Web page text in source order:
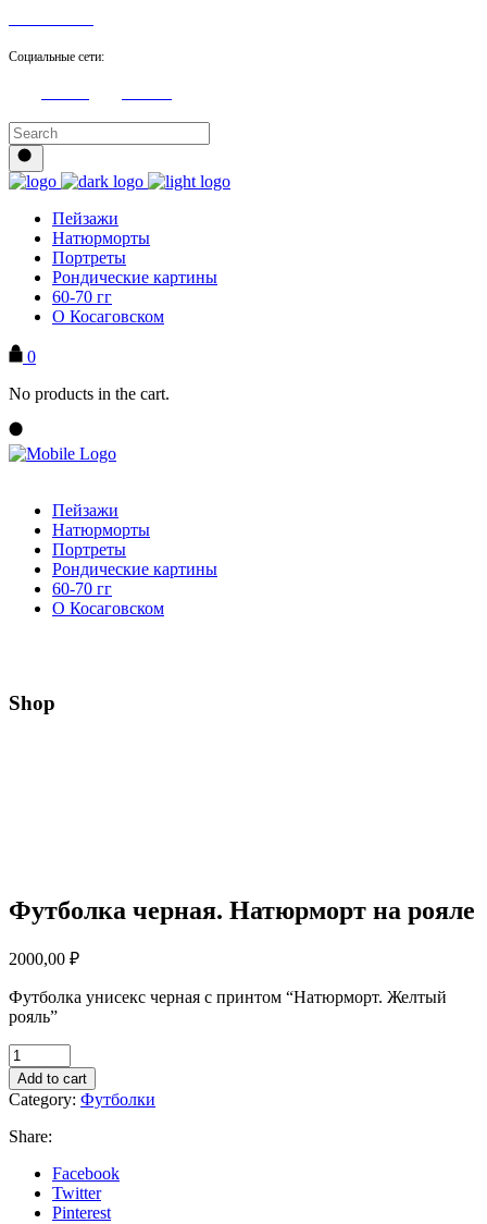
Социальные сети:
Пейзажи
Натюрморты
Портреты
Рондические картины
60-70 гг
О Косаговском
0
No products in the cart.
Пейзажи
Натюрморты
Портреты
Рондические картины
60-70 гг
О Косаговском
Shop
Футболка черная. Натюрморт на рояле
2000,00 ₽
Футболка унисекс черная с принтом “Натюрморт. Желтый
рояль”
Футболка
черная.
Натюрморт
рояле
Add to cart
Category: Футболки
Share:
Facebook
Twitter
Pinterest